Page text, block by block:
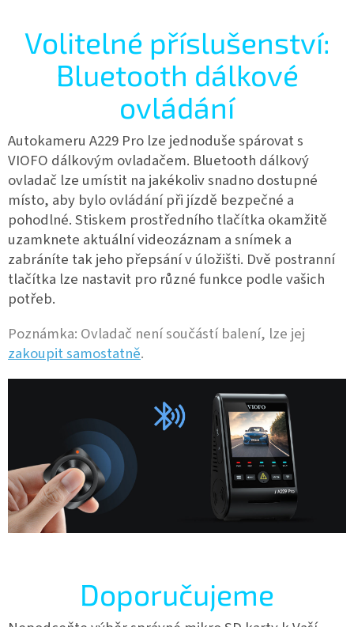
Volitelné příslušenství:
Bluetooth dálkové
ovládání
Autokameru A229 Pro lze jednoduše spárovat s
VIOFO dálkovým ovladačem. Bluetooth dálkový
ovladač lze umístit na jakékoliv snadno dostupné
místo, aby bylo ovládání při jízdě bezpečné a
pohodlné. Stiskem prostředního tlačítka okamžitě
uzamknete aktuální videozáznam a snímek a
zabráníte tak jeho přepsání v úložišti. Dvě postranní
tlačítka lze nastavit pro různé funkce podle vašich
potřeb.
Poznámka: Ovladač není součástí balení, lze jej
zakoupit samostatně.
Doporučujeme